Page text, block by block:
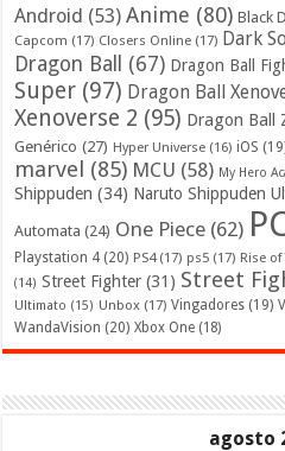
Android (53) Anime (80) Black
Capcom (17) Closers Online (17) Dark
Dragon Ball (67) Dragon Ball
Super (97) Dragon Ball
Xenoverse 2 (95) Dragon Ball
Genérico (27) Hyper Universe (16) iOS
marvel (85) MCU (58) My Hero
Shippuden (34) Naruto Shippuden
Automata (24) One Piece (62)
Playstation 4 (20) PS4(17) ps5 (17) Rise
(14) Street Fighter (31) Street
Ultimato (15) Unbox (17) Vingadores (19)
WandaVision (20) Xbox One (18)
agosto